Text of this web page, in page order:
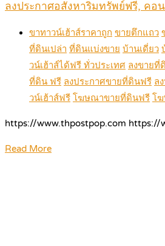
ลงประกาศอสังหาริมทรัพย์ฟรี, ค
ขาทาวน์เฮ้าส์ราคาถูก ขายตึกแถว
ที่ดินเปล่า ที่ดินแบ่งขาย บ้านเดี่ยว
วน์เฮ้าส์ได้ฟรี ทั่วประเทศ ลงขายที่
ที่ดิน ฟรี ลงประกาศขายที่ดินฟรี ล
วน์เฮ้าส์ฟรี โฆษณาขายที่ดินฟรี โ
https://www.thpostpop.com
Read More